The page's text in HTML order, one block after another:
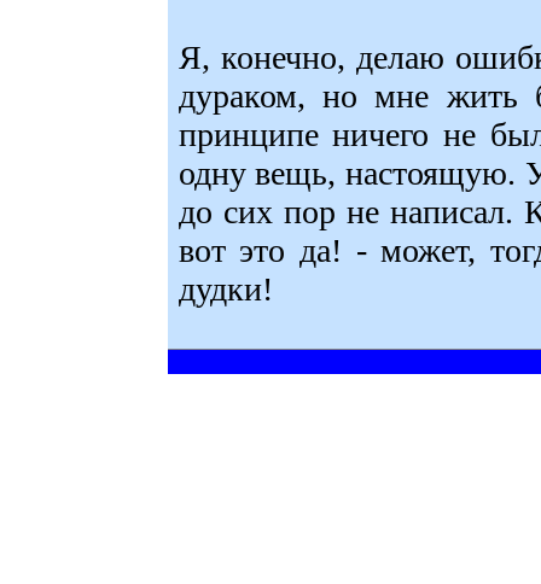
Я, конечно, делаю
дураком, но мне жить
принципе ничего не
одну вещь, настоящую.
до сих пор не написал.
вот это да! - может,
дудки!